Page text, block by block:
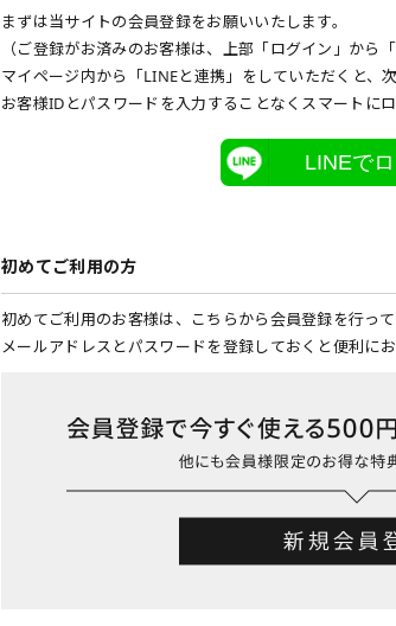
まずは当サイトの会員登録をお願いいたします。
（ご登録がお済みのお客様は、上部「ログイン」から
マイページ内から「LINEと連携」をしていただくと、
お客様IDとパスワードを入力することなくスマートにロ
LINEで
初めてご利用の方
初めてご利用のお客様は、こちらから会員登録を行って
メールアドレスとパスワードを登録しておくと便利に